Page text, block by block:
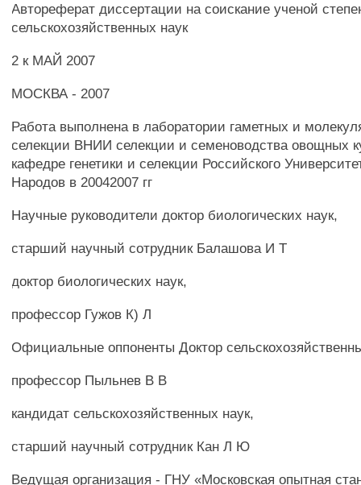
Автореферат диссертации на соискание ученой
сельскохозяйственных наук
2 к МАЙ 2007
МОСКВА - 2007
Работа выполнена в лаборатории гаметных и
селекции ВНИИ селекции и семеноводства овощных
кафедре генетики и селекции Российского
Народов в 20042007 гг
Научные руководители доктор биологических наук,
старший научный сотрудник Балашова И Т
доктор биологических наук,
профессор Гужов К) Л
Официальные оппоненты Доктор
профессор Пыльнев В В
кандидат сельскохозяйственных наук,
старший научный сотрудник Кан Л Ю
Ведущая организация - ГНУ «Московская опытная